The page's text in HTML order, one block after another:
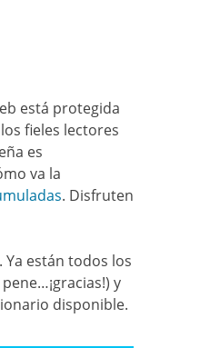
está protegida
fieles lectores
es
va la
. Disfruten
están todos los
y
disponible.